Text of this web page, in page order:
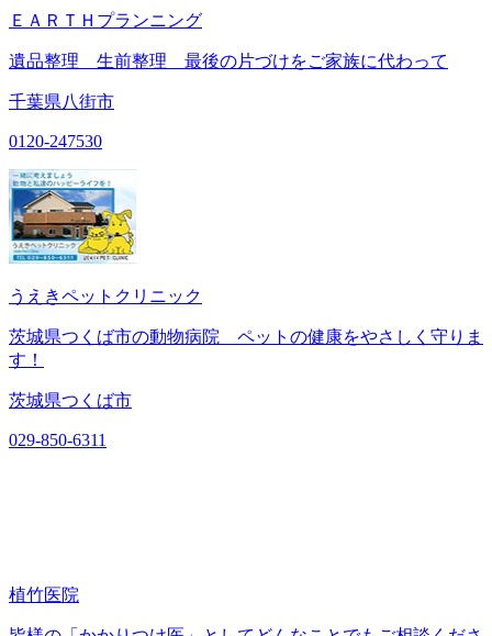
ＥＡＲＴＨプランニング
遺品整理 生前整理 最後の片づけをご家族に代わって
千葉県八街市
0120-247530
うえきペットクリニック
茨城県つくば市の動物病院 ペットの健康をやさしく守りま
す！
茨城県つくば市
029-850-6311
植竹医院